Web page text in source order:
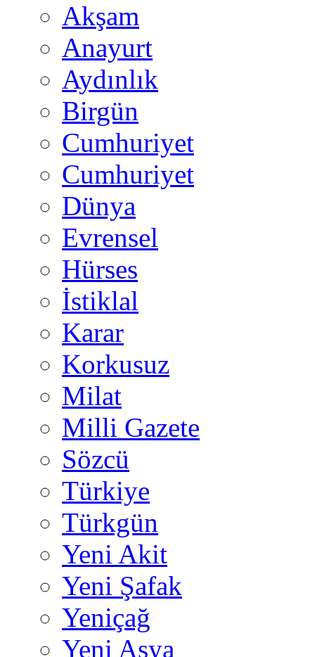
Akşam
Anayurt
Aydınlık
Birgün
Cumhuriyet
Cumhuriyet
Dünya
Evrensel
Hürses
İstiklal
Karar
Korkusuz
Milat
Milli Gazete
Sözcü
Türkiye
Türkgün
Yeni Akit
Yeni Şafak
Yeniçağ
Yeni Asya